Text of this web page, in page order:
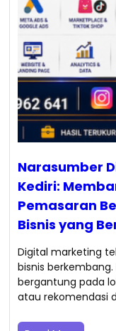
Narasumber
Kediri:
Pemasaran
Bisnis yang
Digital marketing
bisnis
bergantung pada
atau rekomendasi